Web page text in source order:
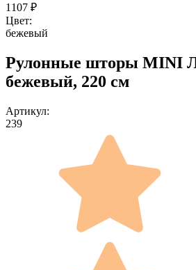
1107 ₽
Цвет:
бежевый
Рулонные шторы MINI
бежевый, 220 см
Артикул:
239